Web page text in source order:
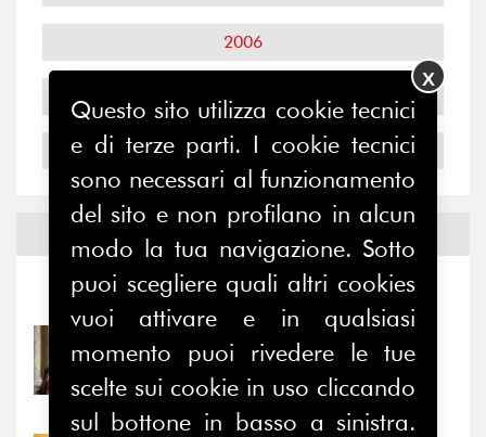
2006
2005
2004
Notizie ed
Notizie-Eventi
31/07/2026
Prima della pausa estiva,
il valore di...
Questo sito utilizza cookie tecnici
e di terze parti. I cookie tecnici
sono necessari al funzionamento
del sito e non profilano in alcun
modo la tua navigazione. Sotto
puoi scegliere quali altri cookies
vuoi attivare e in qualsiasi
momento puoi rivedere le tue
scelte sui cookie in uso cliccando
sul bottone in basso a sinistra.
X